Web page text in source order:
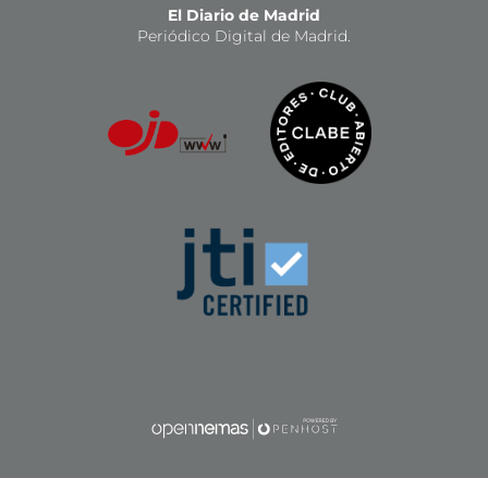
El Diario de Madrid
Periódico Digital de Madrid.